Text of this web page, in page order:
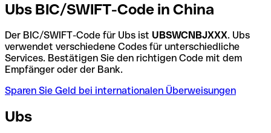
Ubs BIC/SWIFT-Code in China
Der BIC/SWIFT-Code für Ubs ist UBSWCNBJXXX. Ubs
verwendet verschiedene Codes für unterschiedliche
Services. Bestätigen Sie den richtigen Code mit dem
Empfänger oder der Bank.
Sparen Sie Geld bei internationalen Überweisungen
Ubs